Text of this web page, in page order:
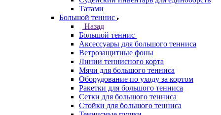
Татами
Большой теннис
Назад
Большой теннис
Аксессуары для большого тенниса
Ветрозащитные фоны
Линии теннисного корта
Мячи для большого тенниса
Оборудование по уходу за кортом
Ракетки для большого тенниса
Сетки для большого тенниса
Стойки для большого тенниса